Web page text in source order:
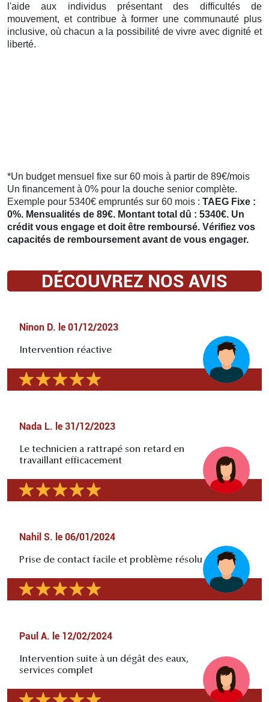
l'aide aux individus présentant des difficultés de
mouvement, et contribue à former une communauté plus
inclusive, où chacun a la possibilité de vivre avec dignité et
liberté.
*Un budget mensuel fixe sur 60 mois à partir de 89€/mois
Un financement à 0% pour la douche senior complète.
Exemple pour 5340€ empruntés sur 60 mois : TAEG Fixe :
0%. Mensualités de 89€. Montant total dû : 5340€. Un
crédit vous engage et doit être remboursé. Vérifiez vos
capacités de remboursement avant de vous engager.
DÉCOUVREZ NOS AVIS
Ninon D. le 01/12/2023
Intervention réactive
Nada L. le 31/12/2023
Le technicien a rattrapé son retard en
travaillant efficacement
Nahil S. le 06/01/2024
Prise de contact facile et problème résolu
Paul A. le 12/02/2024
Intervention suite à un dégât des eaux,
services complet